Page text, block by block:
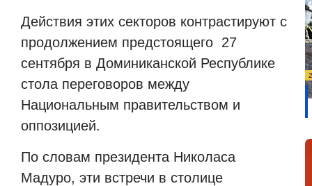
Действия этих секторов контрастируют с
продолжением предстоящего 27
сентября в Доминиканской Республике
стола переговоров между
Национальным правительством и
оппозицией.
По словам президента Николаса
Мадуро, эти встречи в столице